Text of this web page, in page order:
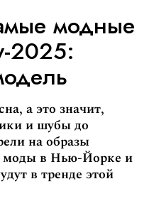
модные
2025:
а это значит,
и шубы до
на образы
моды в Нью-Йорке и
в тренде этой